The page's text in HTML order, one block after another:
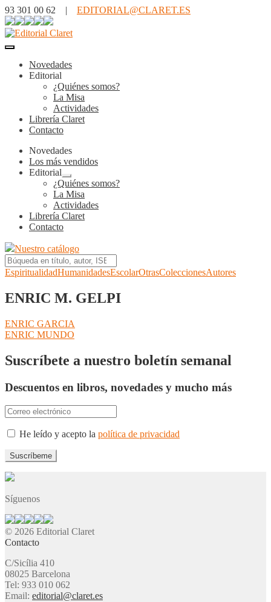
93 301 00 62 | EDITORIAL@CLARET.ES
Novedades
Editorial
¿Quiénes somos?
La Misa
Actividades
Librería Claret
Contacto
Novedades
Los más vendidos
Editorial
Expandir
el
menú
hijo
¿Quiénes somos?
La Misa
Actividades
Librería Claret
Contacto
Nuestro catálogo
EspiritualidadHumanidadesEscolarOtrasColeccionesAutores
ENRIC M. GELPI
Navegación
de
entradas
Anterior:
ENRIC GARCIA
Siguiente:
ENRIC MUNDO
Suscríbete a nuestro boletín semanal
Descuentos en libros, novedades y mucho más
He leído y acepto la política de privacidad
Síguenos
© 2026 Editorial Claret
Contacto
C/Sicília 410
08025 Barcelona
Tel: 933 010 062
Email: editorial@claret.es